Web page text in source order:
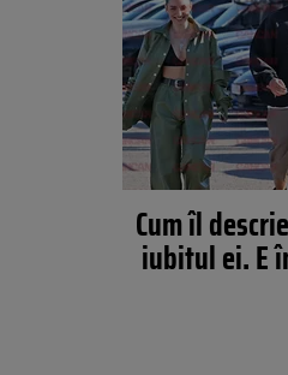
Cum îl
iubitul ei. E